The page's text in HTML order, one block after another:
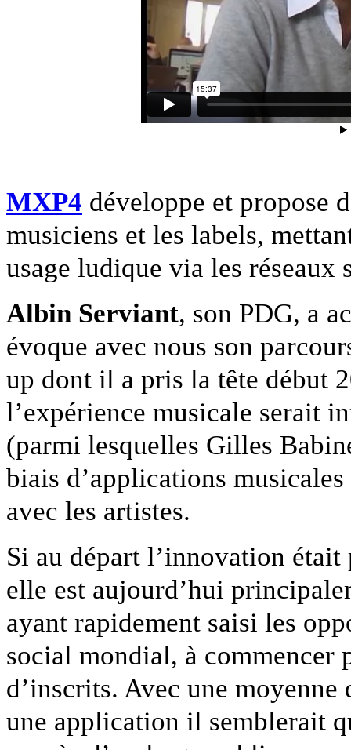
MXP4 développe et propose
musiciens et les labels,
usage ludique via les réseaux
Albin Serviant, son PDG, a
évoque avec nous son
up dont il a pris la tête début
l’expérience musicale serait
(parmi lesquelles Gilles
biais d’applications
avec les artistes.
Si au départ l’innovation
elle est aujourd’hui
ayant rapidement saisi les
social mondial, à commencer
d’inscrits. Avec une moyenne
une application il semblerait